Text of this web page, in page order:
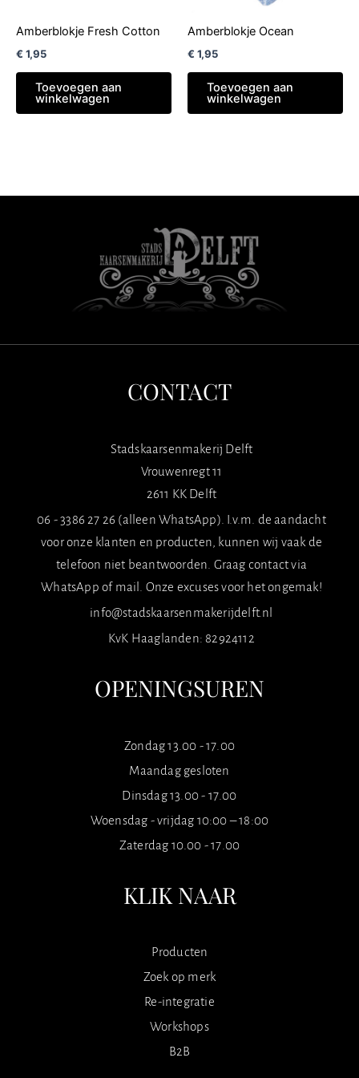
Amberblokje Fresh Cotton
€ 1,95
Toevoegen aan
winkelwagen
Amberblokje Ocean
€ 1,95
Toevoegen aan
winkelwagen
CONTACT
Stadskaarsenmakerij Delft
Vrouwenregt 11
2611 KK Delft
06 - 3386 27 26 (alleen WhatsApp). I.v.m. de aandacht
voor onze klanten en producten, kunnen wij vaak de
telefoon niet beantwoorden. Graag contact via
WhatsApp of mail. Onze excuses voor het ongemak!
info@stadskaarsenmakerijdelft.nl
KvK Haaglanden: 82924112
OPENINGSUREN
Zondag 13.00 - 17.00
Maandag gesloten
Dinsdag 13.00 - 17.00
Woensdag - vrijdag 10:00 – 18:00
Zaterdag 10.00 - 17.00
KLIK NAAR
Producten
Zoek op merk
Re-integratie
Workshops
B2B